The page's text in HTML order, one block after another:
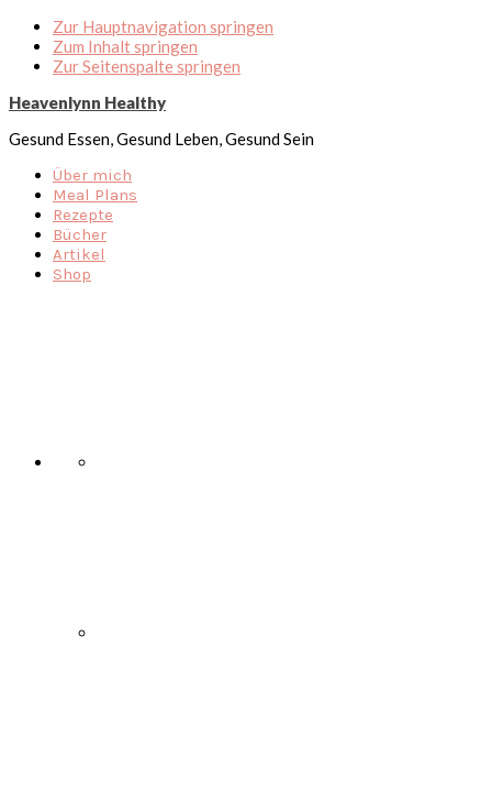
Zur Hauptnavigation springen
Zum Inhalt springen
Zur Seitenspalte springen
Heavenlynn Healthy
Gesund Essen, Gesund Leben, Gesund Sein
Über mich
Meal Plans
Rezepte
Bücher
Artikel
Shop